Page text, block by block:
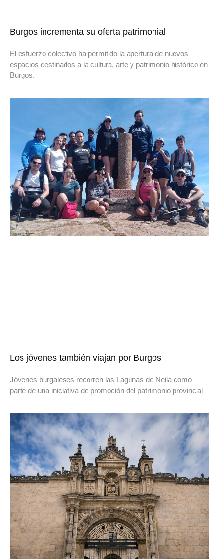
Burgos incrementa su oferta patrimonial
El esfuerzo colectivo ha permitido la apertura de nuevos
espacios destinados a la cultura, arte y patrimonio histórico en
Burgos.
Los jóvenes también viajan por Burgos
Jóvenes burgaleses recorren las Lagunas de Neila como
parte de una iniciativa de promoción del patrimonio provincial